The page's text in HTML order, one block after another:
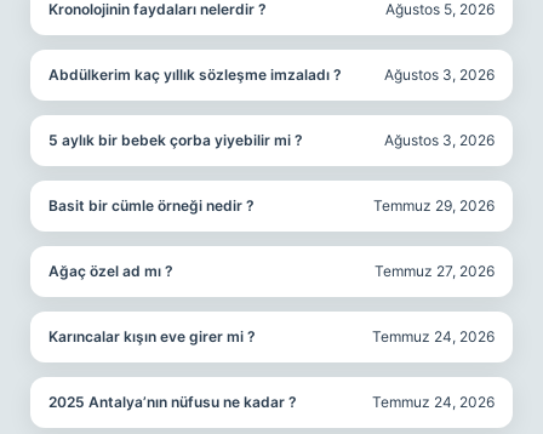
Kronolojinin faydaları nelerdir ? Ağustos 5, 2026
Abdülkerim kaç yıllık sözleşme imzaladı ? Ağustos 3, 2026
5 aylık bir bebek çorba yiyebilir mi ? Ağustos 3, 2026
Basit bir cümle örneği nedir ? Temmuz 29, 2026
Ağaç özel ad mı ? Temmuz 27, 2026
Karıncalar kışın eve girer mi ? Temmuz 24, 2026
2025 Antalya’nın nüfusu ne kadar ? Temmuz 24, 2026